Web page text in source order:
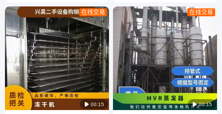
 00:15
在线交易
 00:15
在线交易